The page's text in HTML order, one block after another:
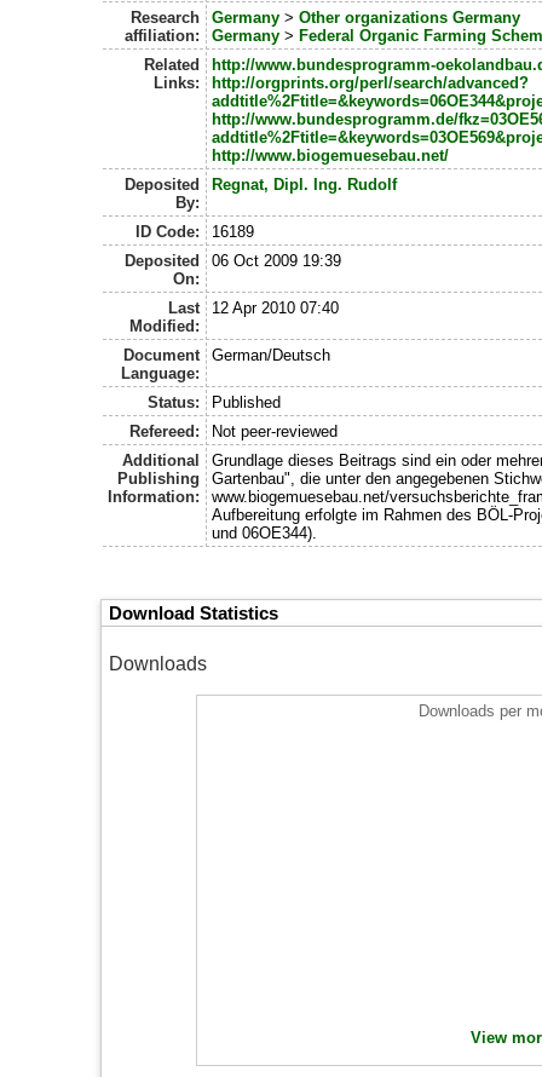
Research
affiliation:
Germany> Other organizations Germany
Germany> Federal Organic Farming
Related
Links:
http://www.bundesprogramm-
http://orgprints.org/perl/search/advanced?
http://www.bundesprogramm.de/
http://www.biogemuesebau.net/
Deposited
By:
Regnat, Dipl. Ing. Rudolf
ID Code:
16189
Deposited
On:
06 Oct 2009 19:39
Last
Modified:
12 Apr 2010 07:40
Document
Language:
German/Deutsch
Status:
Published
Refereed:
Not peer-reviewed
Additional
Publishing
Information:
Grundlage dieses Beitrags sind ein oder
Gartenbau", die unter den angegebenen
www.biogemuesebau.net/
Aufbereitung erfolgte im Rahmen des BÖL-
und 06OE344).
Download Statistics
Downloads
Downloads per
View